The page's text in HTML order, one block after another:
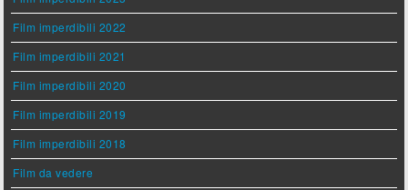
Film imperdibili 2022
Film imperdibili 2021
Film imperdibili 2020
Film imperdibili 2019
Film imperdibili 2018
Film da vedere